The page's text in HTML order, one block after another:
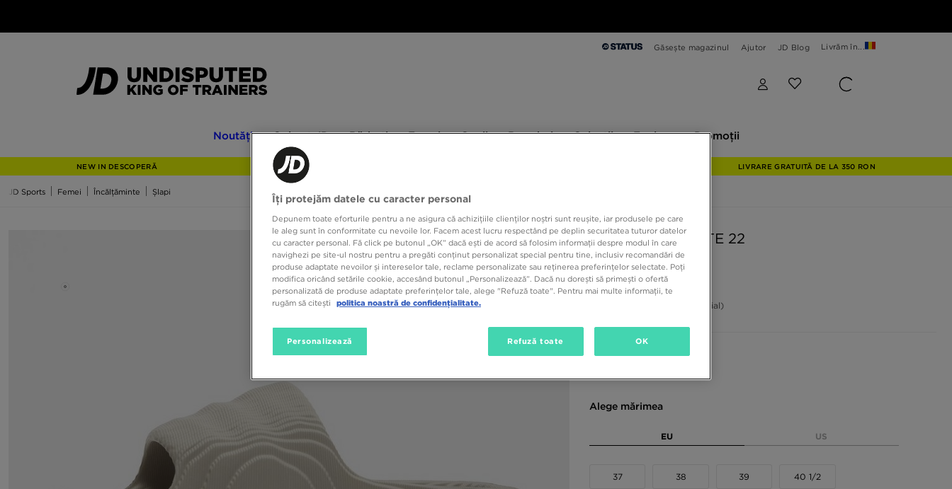
Găsește magazinul Ajutor JD Blog Livrăm în...
Noutăți
JD
Only at JD Bărbați Femei Copii Branduri Colecții Explore Promoții
NEW IN DESCOPERĂ LIVRARE GRATUITĂ DE LA 350 RON
JD Sports Femei Încălțăminte Șlapi
ADIDAS ADILETTE 22
269,99 RON
(Prețul inițial)
Culori disponibile
Alege mărimea
EU US
37 38 39 40 1/2
Îți protejăm datele cu caracter personal
Depunem toate eforturile pentru a ne asigura că achizițiile clienților noștri sunt reușite, iar produsele pe care
le aleg sunt în conformitate cu nevoile lor. Facem acest lucru respectând pe deplin securitatea tuturor datelor
cu caracter personal. Fă click pe butonul „OK” dacă ești de acord să folosim informații despre modul în care
navighezi pe site-ul nostru pentru a pregăti conținut personalizat special pentru tine, inclusiv recomandări de
produse adaptate nevoilor și intereselor tale, reclame personalizate sau reținerea preferințelor selectate. Poți
modifica oricând setările cookie, accesând butonul „Personalizează”. Dacă nu dorești să primești o ofertă
personalizată de produse adaptate preferințelor tale, alege "Refuză toate". Pentru mai multe informații, te
rugăm să citești
politica noastră de confidențialitate.
Personalizează Refuză toate OK